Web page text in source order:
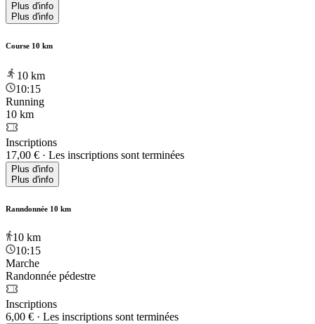
Plus d'info
Plus d'info
Course 10 km
10 km
10:15
Running
10 km
Inscriptions
17,00 € · Les inscriptions sont terminées
Plus d'info
Plus d'info
Ranndonnée 10 km
10 km
10:15
Marche
Randonnée pédestre
Inscriptions
6,00 € · Les inscriptions sont terminées